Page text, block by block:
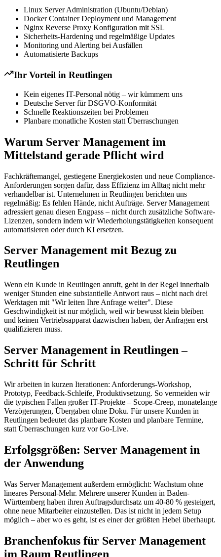
Linux Server Administration (Ubuntu/Debian)
Docker Container Deployment und Management
Nginx Reverse Proxy Konfiguration mit SSL
Sicherheits-Hardening und regelmäßige Updates
Monitoring und Alerting bei Ausfällen
Automatisierte Backups
Ihr Vorteil in Reutlingen
Kein eigenes IT-Personal nötig – wir kümmern uns
Deutsche Server für DSGVO-Konformität
Schnelle Reaktionszeiten bei Problemen
Planbare monatliche Kosten statt Überraschungen
Warum Server Management im
Mittelstand gerade Pflicht wird
Fachkräftemangel, gestiegene Energiekosten und neue Compliance-
Anforderungen sorgen dafür, dass Effizienz im Alltag nicht mehr
verhandelbar ist. Unternehmen in Reutlingen berichten uns
regelmäßig: Es fehlen Hände, nicht Aufträge. Server Management
adressiert genau diesen Engpass – nicht durch zusätzliche Software-
Lizenzen, sondern indem wir Wiederholungstätigkeiten konsequent
automatisieren oder durch KI ersetzen.
Server Management mit Bezug zu
Reutlingen
Wenn ein Kunde in Reutlingen anruft, geht in der Regel innerhalb
weniger Stunden eine substantielle Antwort raus – nicht nach drei
Werktagen mit "Wir leiten Ihre Anfrage weiter". Diese
Geschwindigkeit ist nur möglich, weil wir bewusst klein bleiben
und keinen Vertriebsapparat dazwischen haben, der Anfragen erst
qualifizieren muss.
Server Management in Reutlingen –
Schritt für Schritt
Wir arbeiten in kurzen Iterationen: Anforderungs-Workshop,
Prototyp, Feedback-Schleife, Produktivsetzung. So vermeiden wir
die typischen Fallen großer IT-Projekte – Scope-Creep, monatelange
Verzögerungen, Übergaben ohne Doku. Für unsere Kunden in
Reutlingen bedeutet das planbare Kosten und planbare Termine,
statt Überraschungen kurz vor Go-Live.
Erfolgsgrößen: Server Management in
der Anwendung
Was Server Management außerdem ermöglicht: Wachstum ohne
lineares Personal-Mehr. Mehrere unserer Kunden in Baden-
Württemberg haben ihren Auftragsdurchsatz um 40-80 % gesteigert,
ohne neue Mitarbeiter einzustellen. Das ist nicht in jedem Setup
möglich – aber wo es geht, ist es einer der größten Hebel überhaupt.
Branchenfokus für Server Management
im Raum Reutlingen